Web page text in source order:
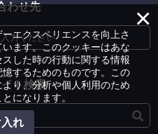
わせ先
力ください
ト検索
×
エクスペリエンスを向上さ
ます。このクッキーはあな
した時の行動に関する情報
するためのものです。この
り、分析や個人利用のため
になります。
れ